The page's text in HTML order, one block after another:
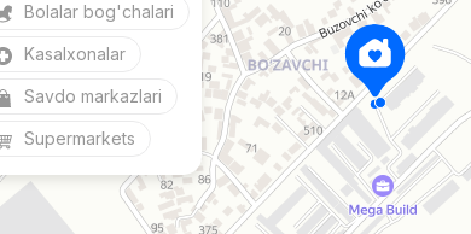
Bolalar bog'chalari
Kasalxonalar
Savdo markazlari
Supermarkets